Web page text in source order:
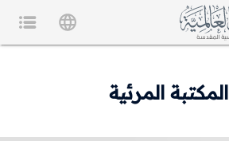
المكتبة المرئية